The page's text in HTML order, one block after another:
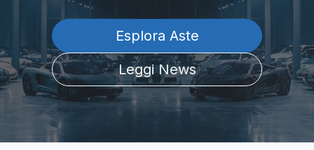
Esplora Aste
Leggi News